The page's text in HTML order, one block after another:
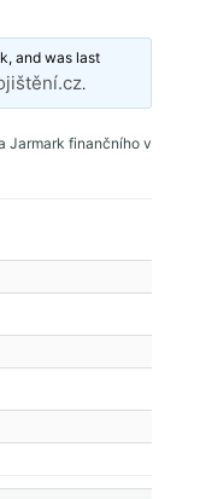
and was last
.
Jarmark finančního